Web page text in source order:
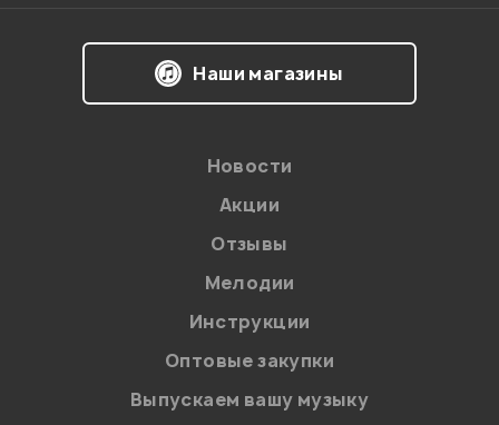
на обработку персональных данных в
Политикой в отношении обработки
персональных данных.
Введите проверочное число:
Наши магазины
Новости
Акции
Отзывы
Мелодии
Инструкции
Оптовые закупки
Выпускаем вашу музыку